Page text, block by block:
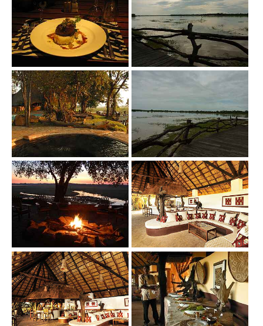
Show larger version Show larger version
Show larger version Show larger version
Show larger version Show larger version